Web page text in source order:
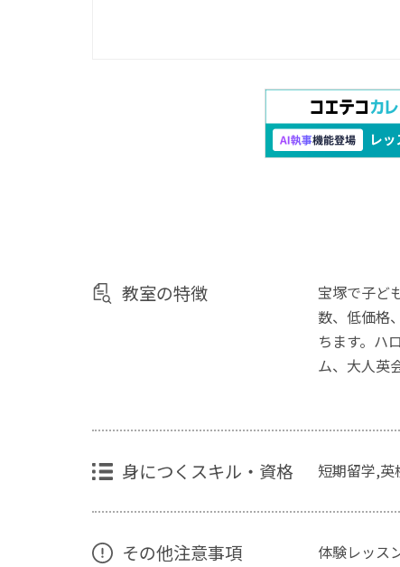
教室の特徴
宝塚で子ど
数、低価格
ちます。ハ
ム、大人英
身につくスキル・資格 短期留学,英
その他注意事項 体験レッス